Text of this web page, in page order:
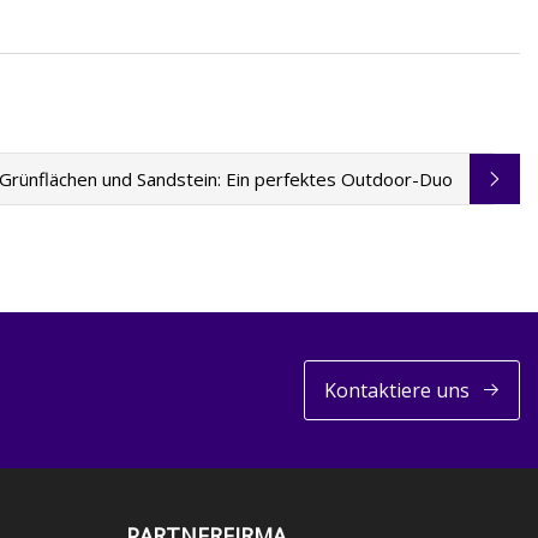
und Sandstein: Ein perfektes Outdoor-Duo
Kontaktiere uns